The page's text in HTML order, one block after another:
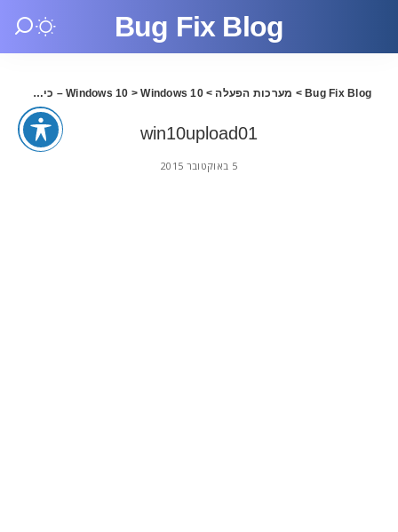
Bug Fix Blog
Bug Fix Blog
> מערכות הפעלה >
Windows 10 >Windows 10 – כיצד לבטל העלאת עדכונים לרשת
win10upload01
5 באוקטובר 2015